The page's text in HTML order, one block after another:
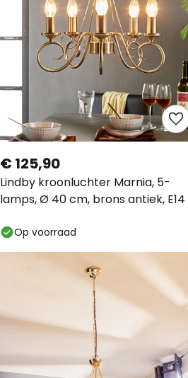
Lindby kroonluchter Marnia, 5-
lamps, Ø 40 cm, brons antiek, E14
€ 125,90
Op voorraad